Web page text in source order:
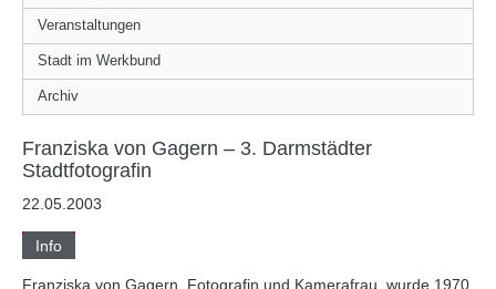
Veranstaltungen
Stadt im Werkbund
Archiv
Franziska von Gagern – 3. Darmstädter
Stadtfotografin
22.05.2003
Info
Franziska von Gagern, Fotografin und Kamerafrau, wurde 1970